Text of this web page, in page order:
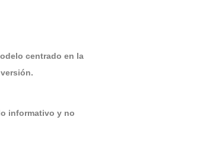
centrado en la
informativo y no